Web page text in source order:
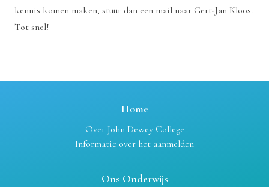
kennis komen maken, stuur dan een mail naar Gert-Jan Kloos.
Tot snel!
Home
Over John Dewey College
Informatie over het aanmelden
Ons Onderwijs